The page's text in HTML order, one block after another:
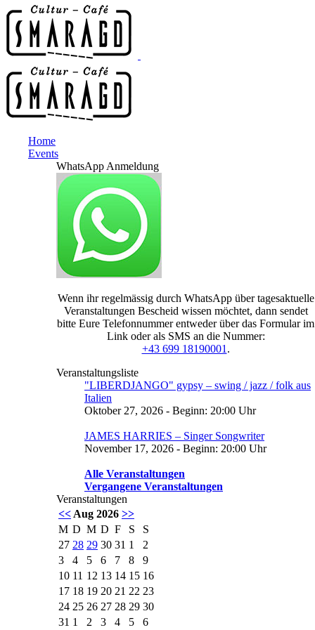
Home
Events
WhatsApp Anmeldung
Wenn ihr regelmässig durch WhatsApp über tagesaktuelle
Veranstaltungen Bescheid wissen möchtet, dann sendet
bitte Eure Telefonnummer entweder über das Formular im
Link oder als SMS an die Nummer:
+43 699 18190001 .
Veranstaltungsliste
"LIBERDJANGO" gypsy – swing / jazz / folk aus
Italien
Oktober 27, 2026 - Beginn: 20:00 Uhr
JAMES HARRIES – Singer Songwriter
November 17, 2026 - Beginn: 20:00 Uhr
Alle Veranstaltungen
Vergangene Veranstaltungen
Veranstaltungen
<< Aug 2026 >>
M D M D F S
S
27 28 29 30 31 1
2
3
4 5 6 7 8
9
10 11 12 13 14 15 16
17 18 19 20 21 22 23
24 25 26 27 28 29 30
31 1 2 3 4 5
6